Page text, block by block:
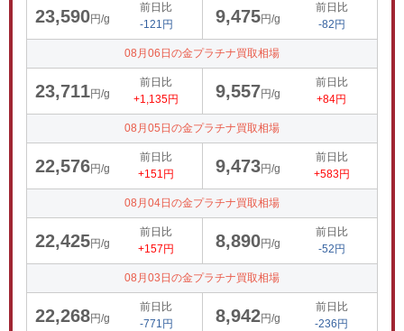
23,590円/g
前日比
-121円
9,475円/g
前日比
-82円
08月06日の金プラチナ買取相場
23,711円/g
前日比
+1,135円
9,557円/g
前日比
+84円
08月05日の金プラチナ買取相場
22,576円/g
前日比
+151円
9,473円/g
前日比
+583円
08月04日の金プラチナ買取相場
22,425円/g
前日比
+157円
8,890円/g
前日比
-52円
08月03日の金プラチナ買取相場
22,268円/g
前日比
-771円
8,942円/g
前日比
-236円